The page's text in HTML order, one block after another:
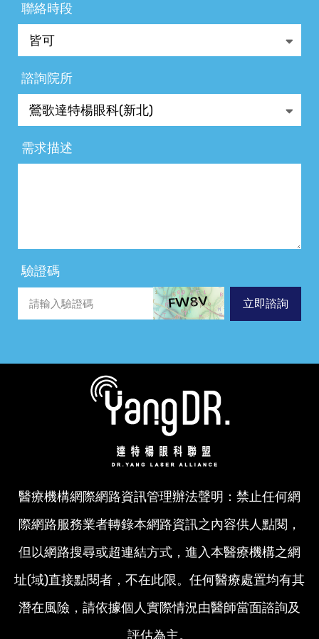
聯絡時段
諮詢院所
需求描述
驗證碼
立即諮詢
醫療機構網際網路資訊管理辦法聲明：禁止任何網
際網路服務業者轉錄本網路資訊之內容供人點閱，
但以網路搜尋或超連結方式，進入本醫療機構之網
址(域)直接點閱者，不在此限。任何醫療處置均有其
潛在風險，請依據個人實際情況由醫師當面諮詢及
評估為主。